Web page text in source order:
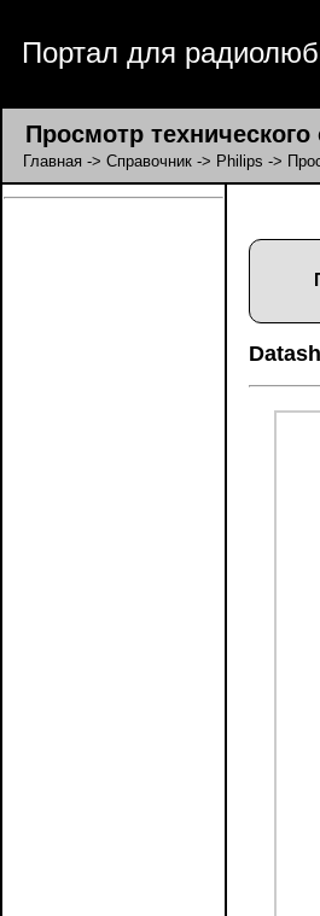
Портал для
Просмотр технического
Главная -> Справочник -> Philips ->